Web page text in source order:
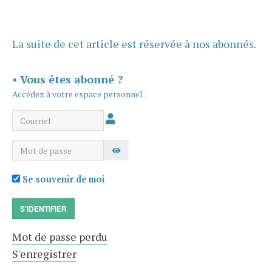
La suite de cet article est réservée à nos abonnés.
• Vous êtes abonné ?
Accédez à votre espace personnel :
Courriel
Mot de passe AFFICHER LE MOT DE PASSE
Se souvenir de moi
S'IDENTIFIER
Mot de passe perdu
S'enregistrer